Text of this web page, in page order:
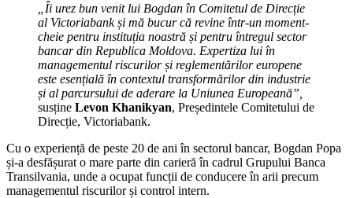
„Îi urez bun venit lui Bogdan în Comitetul de Direcție
al Victoriabank și mă bucur că revine într-un moment-
cheie pentru instituția noastră și pentru întregul sector
bancar din Republica Moldova. Expertiza lui în
managementul riscurilor și reglementărilor europene
este esențială în contextul transformărilor din industrie
și al parcursului de aderare la Uniunea Europeană”,
susține Levon Khanikyan, Președintele Comitetului de
Direcție, Victoriabank.
Cu o experiență de peste 20 de ani în sectorul bancar, Bogdan Popa
și-a desfășurat o mare parte din carieră în cadrul Grupului Banca
Transilvania, unde a ocupat funcții de conducere în arii precum
managementul riscurilor și control intern.